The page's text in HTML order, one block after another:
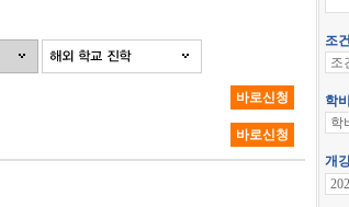
바로신청
바로신청